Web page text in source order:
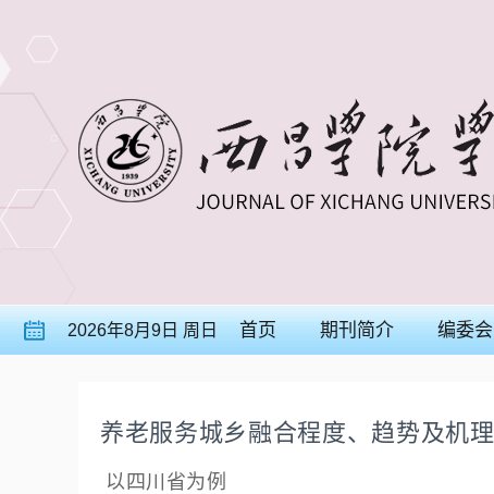
2026年8月9日 周日 首页 期刊简介 编委会
养老服务城乡融合程度、趋势及机理
以四川省为例